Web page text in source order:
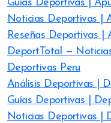
Guías Deportivas |
Noticias Deportivas |
Reseñas Deportivas |
DeportTotal —
Deportivas Peru
Análisis Deportivas |
Guías Deportivas |
Noticias Deportivas |